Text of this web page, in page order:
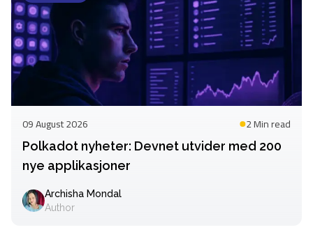
09 August 2026 2 Minread
Polkadot nyheter: Devnet utvider med 200
nye applikasjoner
Archisha Mondal
Author